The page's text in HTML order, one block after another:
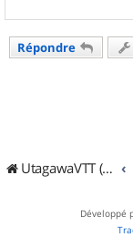
Répondre
UtagawaVTT (Randos VTT et VTTAE avec traces GPS)
Développé